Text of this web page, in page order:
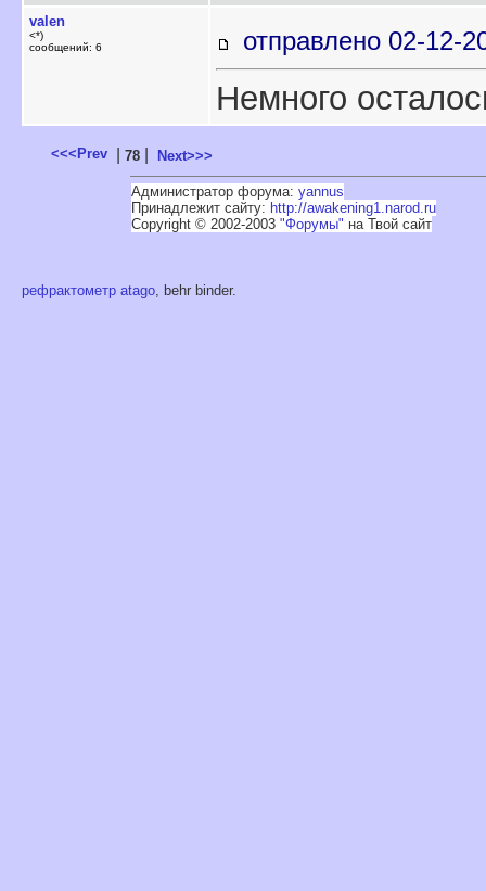
valen
<*)
сообщений: 6
отправлено 02-12-
Немного
<<<Prev 78 Next>>>
Администратор форума: yannus
Принадлежит сайту: http://awakening1.narod.ru
Copyright © 2002-2003 "Форумы" на Твой сайт
рефрактометр atago, behr binder.